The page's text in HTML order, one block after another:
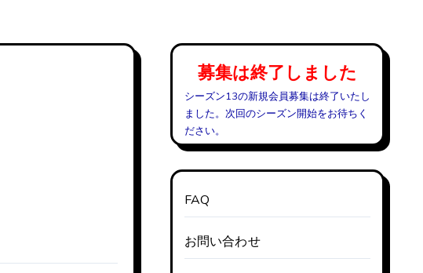
募集は終了しました
シーズン13の新規会員募集は終了いたし
ました。次回のシーズン開始をお待ちく
ださい。
FAQ
お問い合わせ